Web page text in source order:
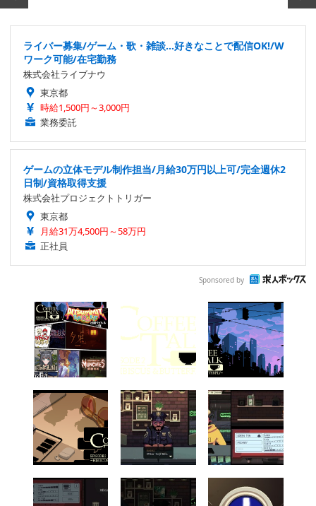
ライバー募集/ゲーム・歌・雑談…好きなことで配信OK!/W
ワーク可能/在宅勤務
株式会社ライブナウ
東京都
時給1,500円～3,000円
業務委託
ゲームの立体モデル制作担当/月給30万円以上可/完全週休2
日制/資格取得支援
株式会社プロジェクトトリガー
東京都
月給31万4,500円～58万円
正社員
Sponsored by